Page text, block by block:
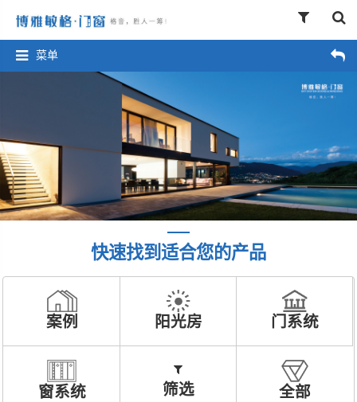
菜单
快速找到适合您的产品
案例 阳光房 门系统
窗系统 筛选 全部